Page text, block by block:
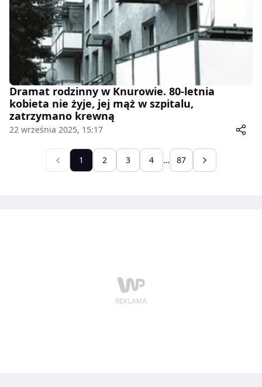
Dramat rodzinny w Knurowie. 80-letnia
kobieta nie żyje, jej mąż w szpitalu,
zatrzymano krewną
22 września 2025, 15:17
1 2 3 4 … 87